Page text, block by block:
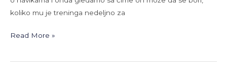
koliko mu je treninga nedeljno za
Read More »